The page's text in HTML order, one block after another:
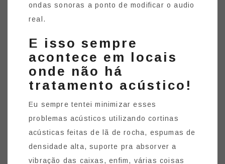
ondas sonoras a ponto de modificar o audio
real.
E isso sempre
acontece em locais
onde não há
tratamento acústico!
Eu sempre tentei minimizar esses
problemas acústicos utilizando cortinas
acústicas feitas de lã de rocha, espumas de
densidade alta, suporte pra absorver a
vibração das caixas, enfim, várias coisas